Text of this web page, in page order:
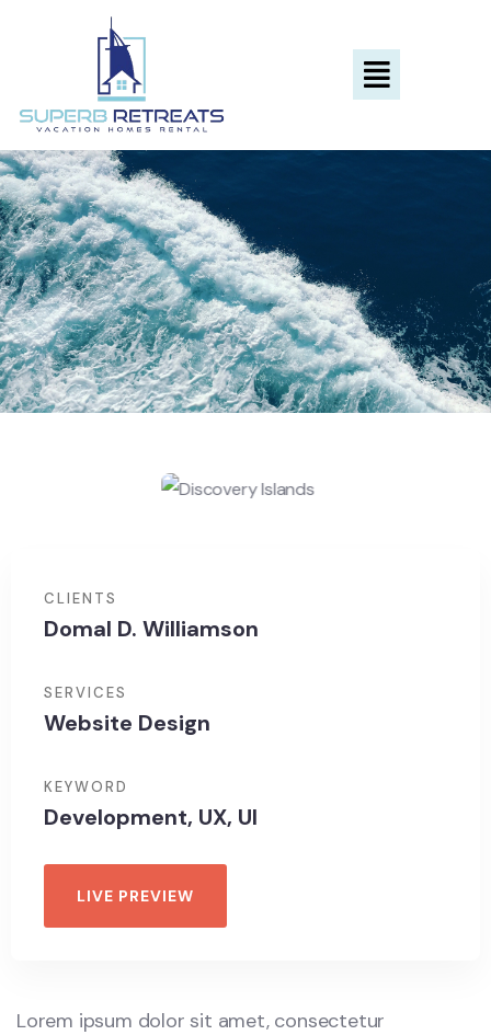
CLIENTS
Domal D. Williamson
SERVICES
Website Design
KEYWORD
Development, UX, UI
LIVE PREVIEW
Lorem ipsum dolor sit amet, consectetur